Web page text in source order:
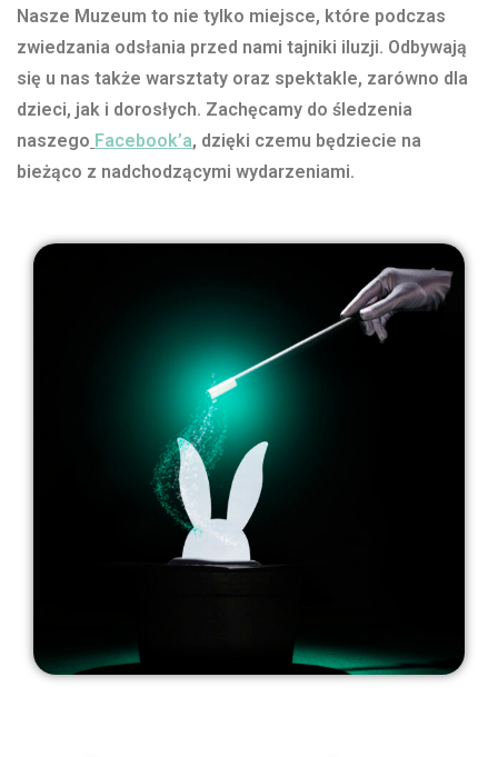
Nasze Muzeum to nie tylko miejsce, które podczas
zwiedzania odsłania przed nami tajniki iluzji. Odbywają
się u nas także warsztaty oraz spektakle, zarówno dla
dzieci, jak i dorosłych. Zachęcamy do śledzenia
naszego Facebook’a, dzięki czemu będziecie na
bieżąco z nadchodzącymi wydarzeniami.